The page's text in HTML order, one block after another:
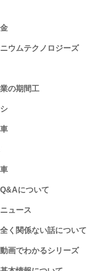
ウムテクノロジーズ
の期間工
について
ュース
く関係ない話について
画でわかるシリーズ